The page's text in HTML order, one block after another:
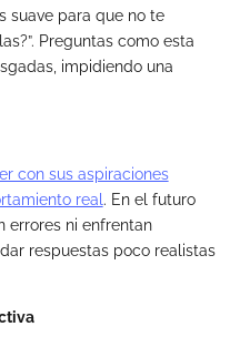
suave para que no te
Preguntas como esta
impidiendo una
con sus aspiraciones
real. En el futuro
errores ni enfrentan
respuestas poco realistas